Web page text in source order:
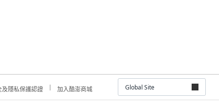
及隱私保護認證 加入酷澎商城 Global Site